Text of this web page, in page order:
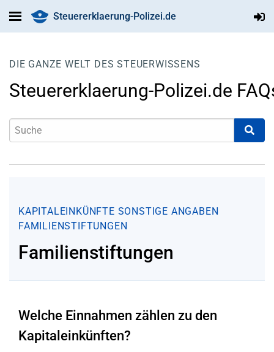
Steuererklaerung-Polizei.de
DIE GANZE WELT DES STEUERWISSENS
Steuererklaerung-Polizei.de
KAPITALEINKÜNFTE SONSTIGE ANGABEN
FAMILIENSTIFTUNGEN
Familienstiftungen
Welche Einnahmen zählen zu den
Kapitaleinkünften?